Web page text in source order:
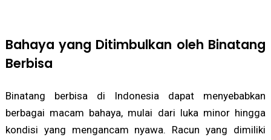
Bahaya yang Ditimbulkan oleh Binatang
Berbisa
Binatang berbisa di Indonesia dapat menyebabkan
berbagai macam bahaya, mulai dari luka minor hingga
kondisi yang mengancam nyawa. Racun yang dimiliki